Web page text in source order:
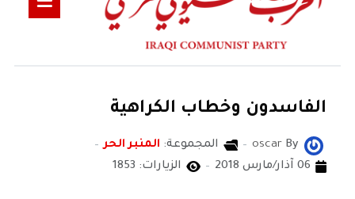
الفاسدون وخطاب الكراهية
By
oscar المجموعة: المنبر الحر
06 آذار/مارس 2018
الزيارات: 1853